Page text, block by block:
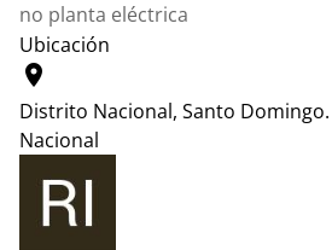
no planta eléctrica
Ubicación
location_on
Distrito Nacional, Santo Domingo.
Nacional
+
−